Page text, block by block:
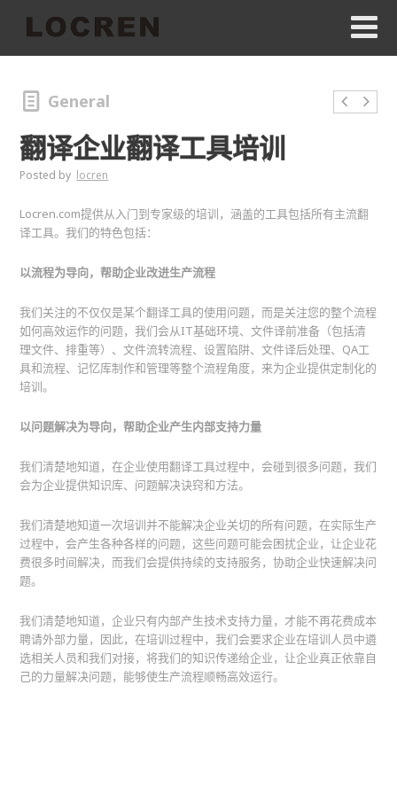
General
翻译企业翻译工具培训
Posted by locren
Locren.com提供从入门到专家级的培训，涵盖的工具包括所有主流翻
译工具。我们的特色包括：
以流程为导向，帮助企业改进生产流程
我们关注的不仅仅是某个翻译工具的使用问题，而是关注您的整个流程
如何高效运作的问题，我们会从IT基础环境、文件译前准备（包括清
理文件、排重等）、文件流转流程、设置陷阱、文件译后处理、QA工
具和流程、记忆库制作和管理等整个流程角度，来为企业提供定制化的
培训。
以问题解决为导向，帮助企业产生内部支持力量
我们清楚地知道，在企业使用翻译工具过程中，会碰到很多问题，我们
会为企业提供知识库、问题解决诀窍和方法。
我们清楚地知道一次培训并不能解决企业关切的所有问题，在实际生产
过程中，会产生各种各样的问题，这些问题可能会困扰企业，让企业花
费很多时间解决，而我们会提供持续的支持服务，协助企业快速解决问
题。
我们清楚地知道，企业只有内部产生技术支持力量，才能不再花费成本
聘请外部力量，因此，在培训过程中，我们会要求企业在培训人员中遴
选相关人员和我们对接，将我们的知识传递给企业，让企业真正依靠自
己的力量解决问题，能够使生产流程顺畅高效运行。